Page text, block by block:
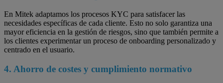
En Mitek adaptamos los procesos KYC para satisfacer las
necesidades específicas de cada cliente. Esto no solo garantiza una
mayor eficiencia en la gestión de riesgos, sino que también permite a
los clientes experimentar un proceso de onboarding personalizado y
centrado en el usuario.
4. Ahorro de costes y cumplimiento normativo